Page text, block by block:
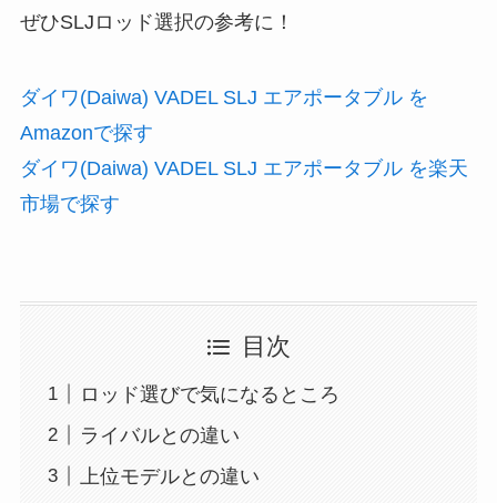
ぜひSLJロッド選択の参考に！
ダイワ(Daiwa) VADEL SLJ エアポータブル を
Amazonで探す
ダイワ(Daiwa) VADEL SLJ エアポータブル を楽天
市場で探す
目次
ロッド選びで気になるところ
ライバルとの違い
上位モデルとの違い